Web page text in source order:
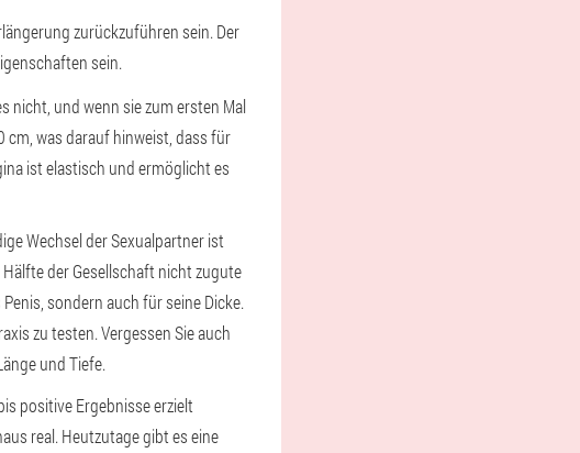
zurückzuführen sein. Der
sein.
nicht, und wenn sie zum ersten Mal
cm, was darauf hinweist, dass für
ist elastisch und ermöglicht es
Wechsel der Sexualpartner ist
der Gesellschaft nicht zugute
sondern auch für seine Dicke.
zu testen. Vergessen Sie auch
und Tiefe.
positive Ergebnisse erzielt
real. Heutzutage gibt es eine